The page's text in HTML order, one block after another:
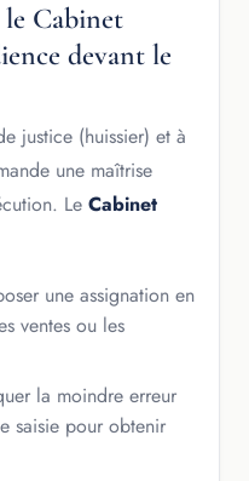
Cabinet
devant le
justice (huissier) et à
une maîtrise
Le Cabinet
une assignation en
ventes ou les
la moindre erreur
saisie pour obtenir